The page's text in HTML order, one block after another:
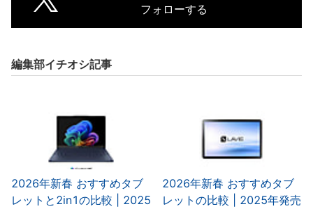
フォローする
編集部イチオシ記事
2026年新春 おすすめタブ
レットと2in1の比較 | 2025
2026年新春 おすすめタブ
レットの比較 | 2025年発売